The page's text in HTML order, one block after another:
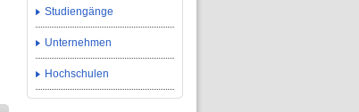
Studiengänge
Unternehmen
Hochschulen